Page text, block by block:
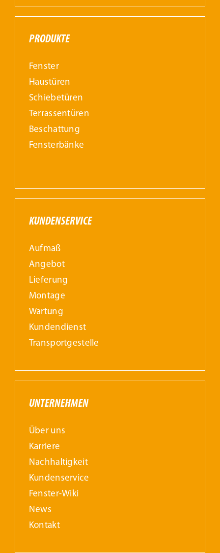
PRODUKTE
Fenster
Haustüren
Schiebetüren
Terrassentüren
Beschattung
Fensterbänke
KUNDENSERVICE
Aufmaß
Angebot
Lieferung
Montage
Wartung
Kundendienst
Transportgestelle
UNTERNEHMEN
Über uns
Karriere
Nachhaltigkeit
Kundenservice
Fenster-Wiki
News
Kontakt